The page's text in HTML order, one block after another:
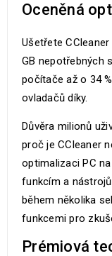
Oceněná
Ušetřete
GB nepotřebných
počítače až o 34
ovladačů díky.
Důvěra milionů
proč je CCleaner
optimalizaci PC
funkcím a
během několika
funkcemi pro
Prémiová